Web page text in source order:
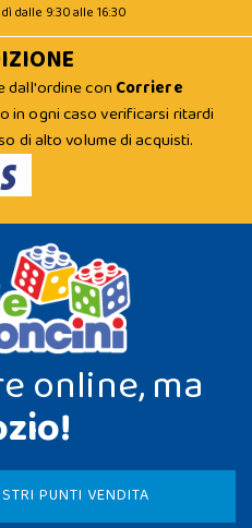
dalle 9:30 alle 16:30
dall'ordine con Corriere
in ogni caso verificarsi ritardi
di alto volume di acquisti.
online, ma
PUNTI VENDITA